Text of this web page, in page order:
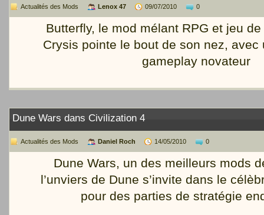
Actualités des Mods Lenox 47 09/07/2010 0
Butterfly, le mod mélant RPG et jeu
Crysis pointe le bout de son nez, avec
gameplay novateur
Dune Wars dans Civilization 4
Actualités des Mods Daniel Roch 14/05/2010 0
Dune Wars, un des meilleurs mods
l’unviers de Dune s’invite dans le
pour des parties de stratégie